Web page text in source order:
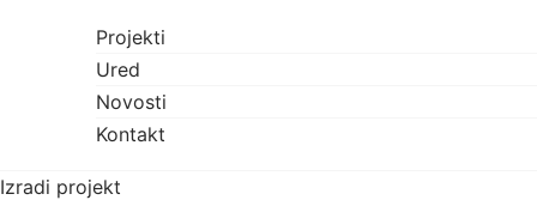
Projekti
Ured
Novosti
Kontakt
Izradi projekt